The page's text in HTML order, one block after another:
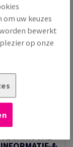
+
TECHNISCHE
uw keuzes
bewerkt
op onze